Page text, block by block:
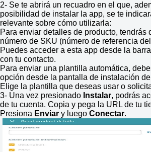
2- Se te abrirá un recuadro en el que,
posibilidad de instalar la app, se te
relevante sobre cómo utilizarla:
Para enviar detalles de producto, tendrás
número de SKU (número de referencia
Puedes acceder a esta app desde la
con tu contacto.
Para enviar una plantilla automática,
opción desde la pantalla de instalación
Elige la plantilla que deseas usar o
3- Una vez presionado Instalar, podrás
de tu cuenta. Copia y pega la URL de tu
Presiona Enviar y luego Conectar.